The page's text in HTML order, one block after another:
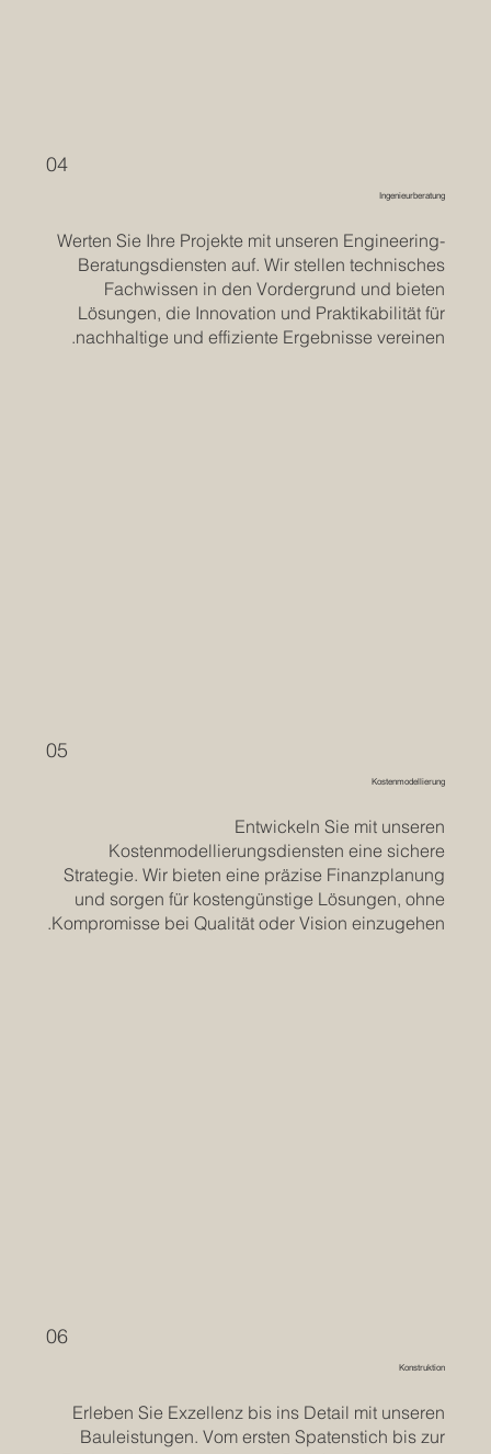
04
Ingenieurberatung
Werten Sie Ihre Projekte mit unseren Engineering-
Beratungsdiensten auf. Wir stellen technisches
Fachwissen in den Vordergrund und bieten
Lösungen, die Innovation und Praktikabilität für
nachhaltige und effiziente Ergebnisse vereinen.
05
Kostenmodellierung
Entwickeln Sie mit unseren
Kostenmodellierungsdiensten eine sichere
Strategie. Wir bieten eine präzise Finanzplanung
und sorgen für kostengünstige Lösungen, ohne
Kompromisse bei Qualität oder Vision einzugehen.
06
Konstruktion
Erleben Sie Exzellenz bis ins Detail mit unseren
Bauleistungen. Vom ersten Spatenstich bis zur